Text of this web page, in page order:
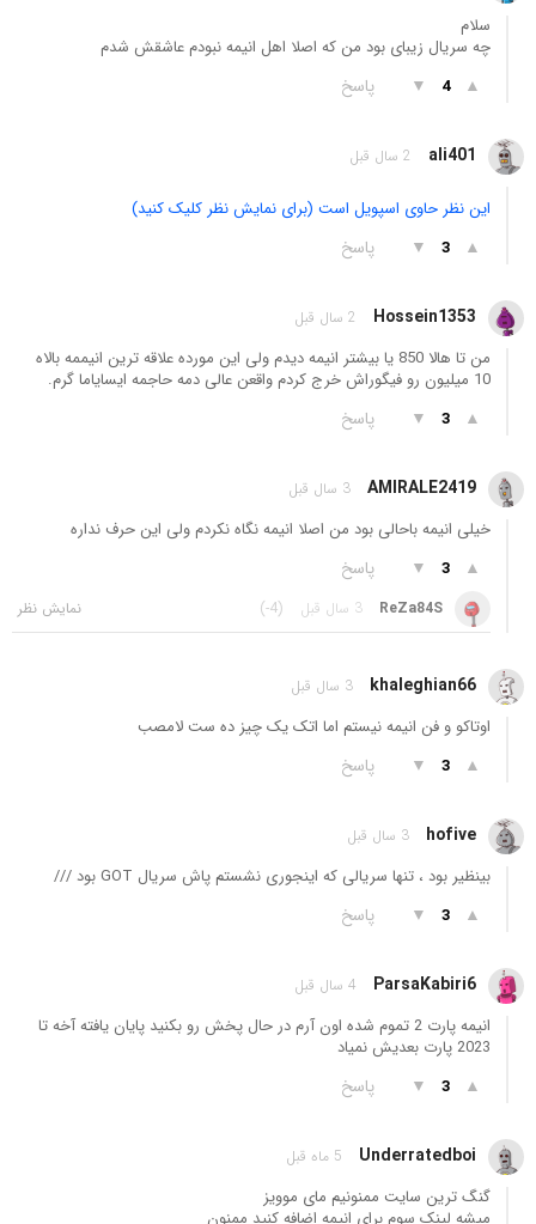
سلام
چه سریال زیبای بود من که اصلا اهل انیمه نبودم عاشقش شدم
▲
4
▼ پاسخ
ali401 2 سال قبل
این نظر حاوی اسپویل است (برای نمایش نظر کلیک کنید)
▲
3
▼ پاسخ
Hossein1353 2 سال قبل
من تا هالا 850 یا بیشتر انیمه دیدم ولی این مورده علاقه ترین انیممه بالاه
10 میلیون رو فیگوراش خرج کردم واقعن عالی دمه حاجمه ایسایاما گرم.
▲
3
▼ پاسخ
AMIRALE2419 3 سال قبل
خیلی انیمه باحالی بود من اصلا انیمه نگاه نکردم ولی این حرف نداره
▲
3
▼ پاسخ
ReZa84S 3 سال قبل (-4)
khaleghian66 3 سال قبل
اوتاکو و فن انیمه نیستم اما اتک یک چیز ده ست لامصب
▲
3
▼ پاسخ
hofive 3 سال قبل
بینظیر بود ، تنها سریالی که اینجوری نشستم پاش سریال GOT بود ///
▲
3
▼ پاسخ
ParsaKabiri6 4 سال قبل
انیمه پارت 2 تموم شده اون آرم در حال پخش رو بکنید پایان یافته آخه تا
2023 پارت بعدیش نمیاد
▲
3
▼ پاسخ
Underratedboi 5 ماه قبل
گنگ ترین سایت ممنونیم مای موویز
میشه لینک سوم برای انیمه اضافه کنید ممنون